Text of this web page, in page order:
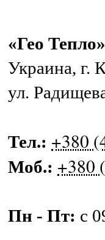
«Гео Тепло»
Украина, г.
ул.
Тел.: +380
Моб.: +380
Пн - Пт: с